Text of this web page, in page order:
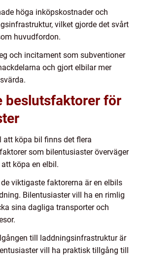
höga inköpskostnader och
vilket gjorde det svårt
huvudfordon.
och incitament som subventioner
och gjort elbilar mer
beslutsfaktorer för
att köpa bil finns det flera
som bilentusiaster överväger
köpa en elbil.
viktigaste faktorerna är en elbils
Bilentusiaster vill ha en rimlig
sina dagliga transporter och
till laddningsinfrastruktur är
vill ha praktisk tillgång till